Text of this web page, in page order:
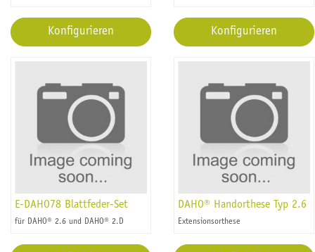
Konfigurieren Konfigurieren
E-DAHO78 Blattfeder-Set
für DAHO® 2.6 und DAHO® 2.D
DAHO® Handorthese Typ 2.6
Extensionsorthese